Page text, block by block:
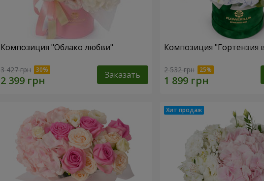
Композиция "Облако любви"
3 427 грн Заказать
Композиция "Гортензия
2 532 грн